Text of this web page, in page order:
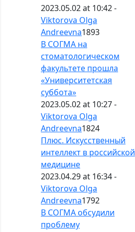
2023.05.02 at 10:42 -
Viktorova Olga
Andreevna1893
В СОГМА на
стоматологическом
факультете прошла
«Университетская
суббота»
2023.05.02 at 10:27 -
Viktorova Olga
Andreevna1824
Плюс. Искусственный
интеллект в российской
медицине
2023.04.29 at 16:34 -
Viktorova Olga
Andreevna1792
В СОГМА обсудили
проблему